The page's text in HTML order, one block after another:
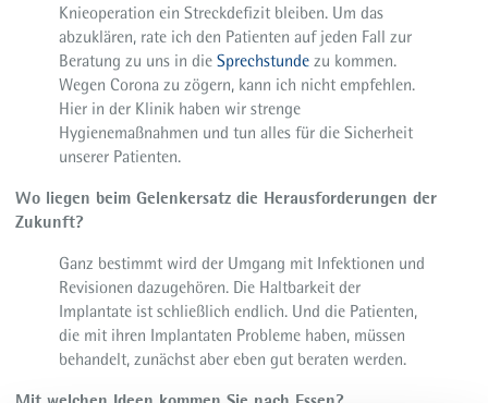
Knieoperation ein Streckdefizit bleiben. Um das
abzuklären, rate ich den Patienten auf jeden Fall zur
Beratung zu uns in dieSprechstunde zu kommen.
Wegen Corona zu zögern, kann ich nicht empfehlen.
Hier in der Klinik haben wir strenge
Hygienemaßnahmen und tun alles für die Sicherheit
unserer Patienten.
Wo liegen beim Gelenkersatz die Herausforderungen der
Zukunft?
Ganz bestimmt wird der Umgang mit Infektionen und
Revisionen dazugehören. Die Haltbarkeit der
Implantate ist schließlich endlich. Und die Patienten,
die mit ihren Implantaten Probleme haben, müssen
behandelt, zunächst aber eben gut beraten werden.